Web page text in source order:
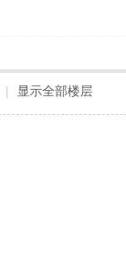
| 显示全部楼层